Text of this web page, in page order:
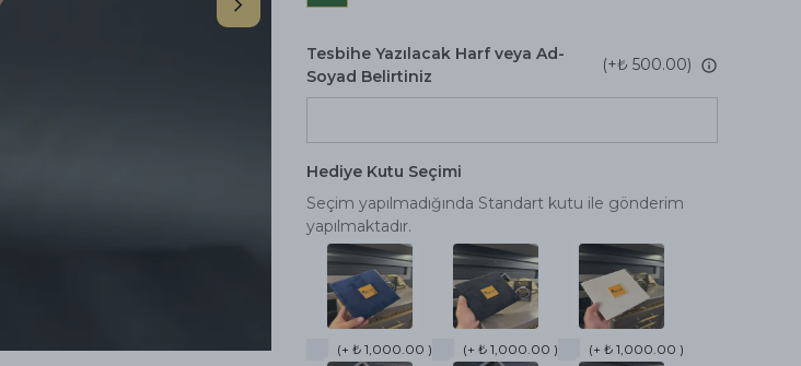
Tesbihe Yazılacak Harf veya Ad-
Soyad Belirtiniz
(+₺ 500.00)
Hediye Kutu Seçimi
Seçim yapılmadığında Standart kutu ile gönderim
yapılmaktadır.
(+ ₺ 1,000.00 ) (+ ₺ 1,000.00 ) (+ ₺ 1,000.00 )